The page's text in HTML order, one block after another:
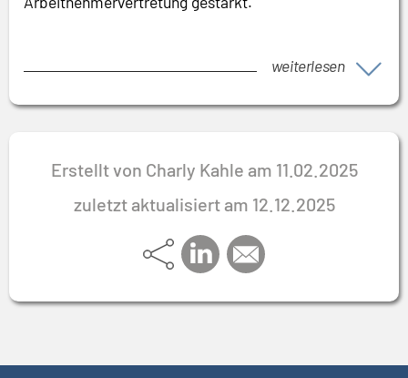
weiterlesen
Erstellt von Charly Kahle am 11.02.2025
zuletzt aktualisiert am 12.12.2025